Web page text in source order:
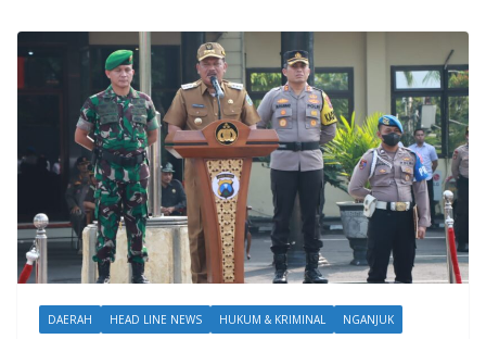
DAERAH HEAD LINE NEWS HUKUM & KRIMINAL NGANJUK